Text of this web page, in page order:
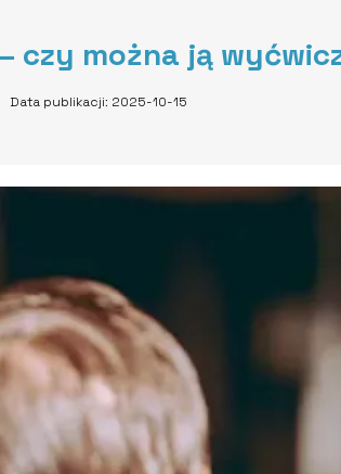
czy można ją
Data publikacji: 2025-10-15